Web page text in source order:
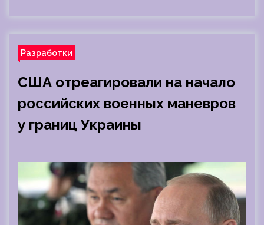
Разработки
США отреагировали на начало
российских военных маневров
у границ Украины